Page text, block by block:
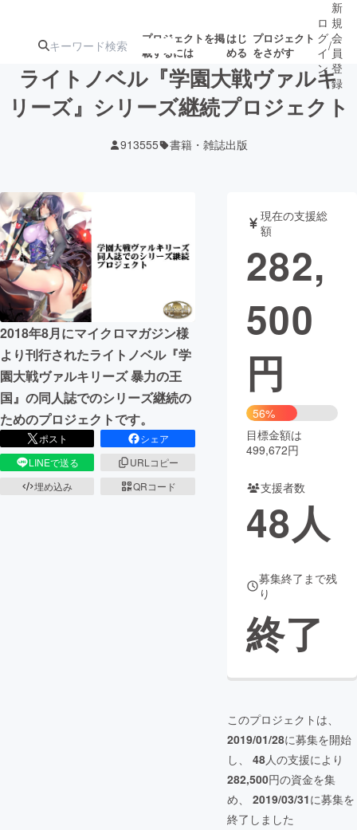
プロジェクトを掲
載するには
はじ
める
プロジェクト
をさがす
注目の新着プロ
ジェクト
募集終了が近いプ
ロジェクト
アート・写真 音楽
テクノロジー・ガジェット ゲーム・サ
映像・映画
ビジネス・起業
まちづくり・地域活性化
CAMPFIRE for Social Good CAMPFIRE Creation
CAMPFIREふるさと納税
コミュニティ
ロ
グ
イ
ン
/
新
規
会
員
登
録
ライトノベル『学園大戦ヴァルキ
リーズ』シリーズ継続プロジェクト
913555 書籍・雑誌出版
2018年8月にマイクロマガジン様
より刊行されたライトノベル『学
園大戦ヴァルキリーズ 暴力の王
国』の同人誌でのシリーズ継続の
ためのプロジェクトです。
ポスト
シェア
LINEで送る
URLコピー
埋め込み
QRコード
現在の支援総
額
282,
500
円
56%
目標金額は
499,672円
支援者数
48人
募集終了まで残
り
終了
このプロジェクトは、
2019/01/28に募集を開始
し、 48人の支援により
282,500円の資金を集
め、 2019/03/31に募集を
終了しました